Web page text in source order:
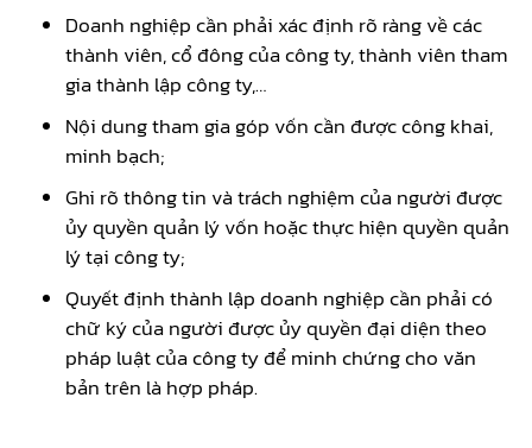
Doanh nghiệp cần phải xác định rõ ràng về các
thành viên, cổ đông của công ty, thành viên tham
gia thành lập công ty,…
Nội dung tham gia góp vốn cần được công khai,
minh bạch;
Ghi rõ thông tin và trách nghiệm của người được
ủy quyền quản lý vốn hoặc thực hiện quyền quản
lý tại công ty;
Quyết định thành lập doanh nghiệp cần phải có
chữ ký của người được ủy quyền đại diện theo
pháp luật của công ty để minh chứng cho văn
bản trên là hợp pháp.